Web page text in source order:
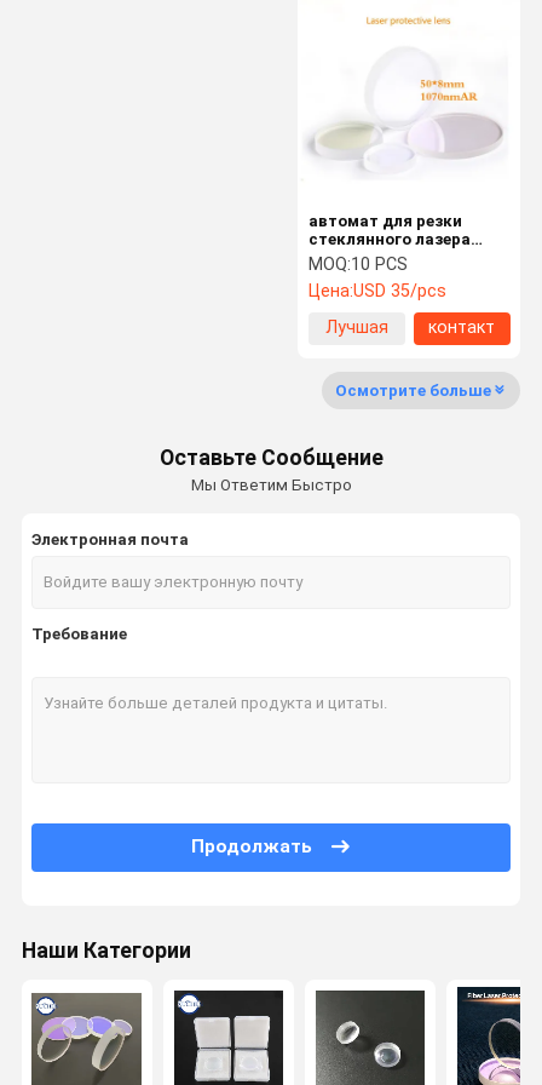
автомат для резки
стеклянного лазера
окна оптически
объектива лазера
кварца JGS1 50*8mm
MOQ:10 PCS
Цена:USD 35/pcs
Лучшая
контакт
Осмотрите больше
Оставьте Сообщение
Мы Ответим Быстро
Электронная почта
Требование
Продолжать
Наши Категории